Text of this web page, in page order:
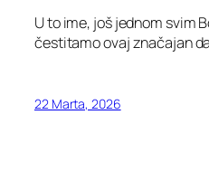
U to ime, još jednom svim
čestitamo ovaj značajan
22 Marta, 2026